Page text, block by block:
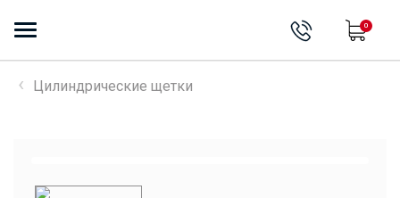
0
Цилиндрические щетки